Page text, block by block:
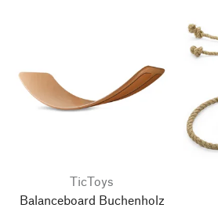
TicToys
Balanceboard Buchenholz